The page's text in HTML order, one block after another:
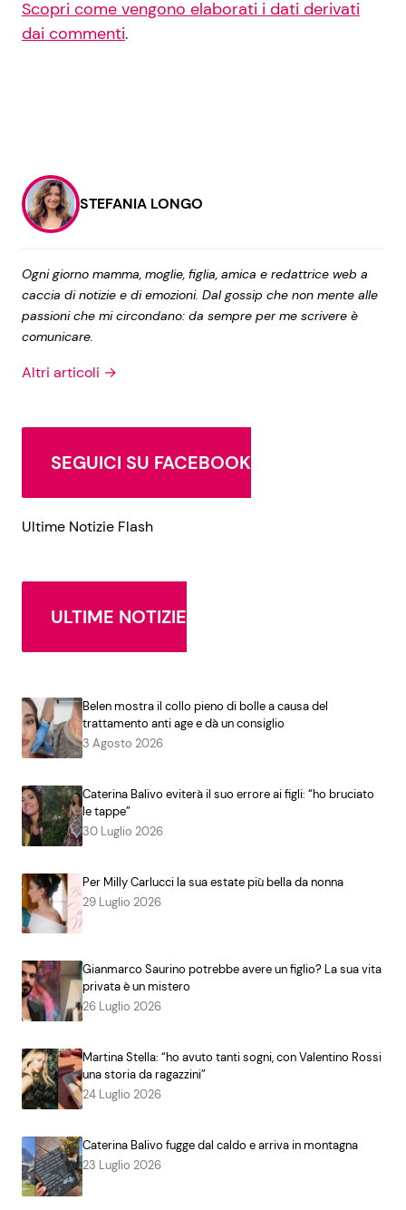
Scopri come vengono elaborati i dati derivati
dai commenti.
STEFANIA LONGO
Ogni giorno mamma, moglie, figlia, amica e redattrice web a
caccia di notizie e di emozioni. Dal gossip che non mente alle
passioni che mi circondano: da sempre per me scrivere è
comunicare.
Altri articoli →
SEGUICI SU FACEBOOK
Ultime Notizie Flash
ULTIME NOTIZIE
Belen mostra il collo pieno di bolle a causa del
trattamento anti age e dà un consiglio
3 Agosto 2026
Caterina Balivo eviterà il suo errore ai figli: “ho bruciato
le tappe”
30 Luglio 2026
Per Milly Carlucci la sua estate più bella da nonna
29 Luglio 2026
Gianmarco Saurino potrebbe avere un figlio? La sua vita
privata è un mistero
26 Luglio 2026
Martina Stella: “ho avuto tanti sogni, con Valentino Rossi
una storia da ragazzini”
24 Luglio 2026
Caterina Balivo fugge dal caldo e arriva in montagna
23 Luglio 2026